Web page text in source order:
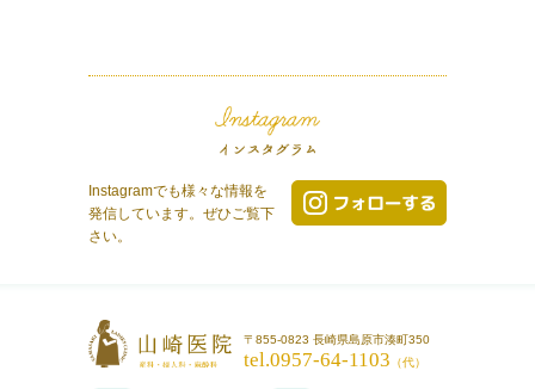
Instagramでも様々な情報を
発信しています。ぜひご覧下
さい。
〒855-0823 長崎県島原市湊町350
tel.0957-64-1103 （代）